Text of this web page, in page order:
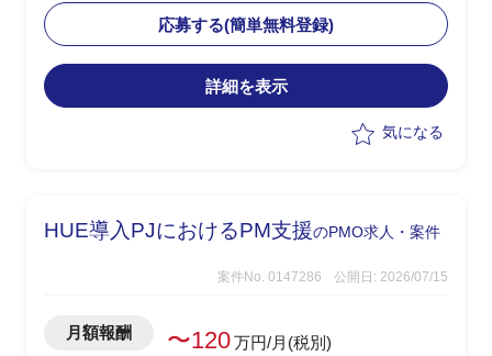
存データを保持しつつパフォーマンスを
改善するソリューションの検討を主導
応募する(簡単無料登録)
詳細を表示
気になる
HUE導入PJにおけるPM支援のPMO求人・案件
案件No. 0147286 公開日: 2026/07/15
月額報酬 〜120万円/月(税別)